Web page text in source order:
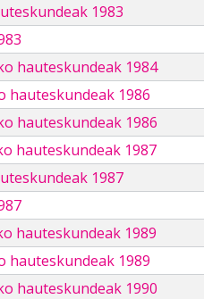
1983
hauteskundeak 1984
hauteskundeak 1986
hauteskundeak 1986
hauteskundeak 1987
1987
hauteskundeak 1989
hauteskundeak 1989
hauteskundeak 1990